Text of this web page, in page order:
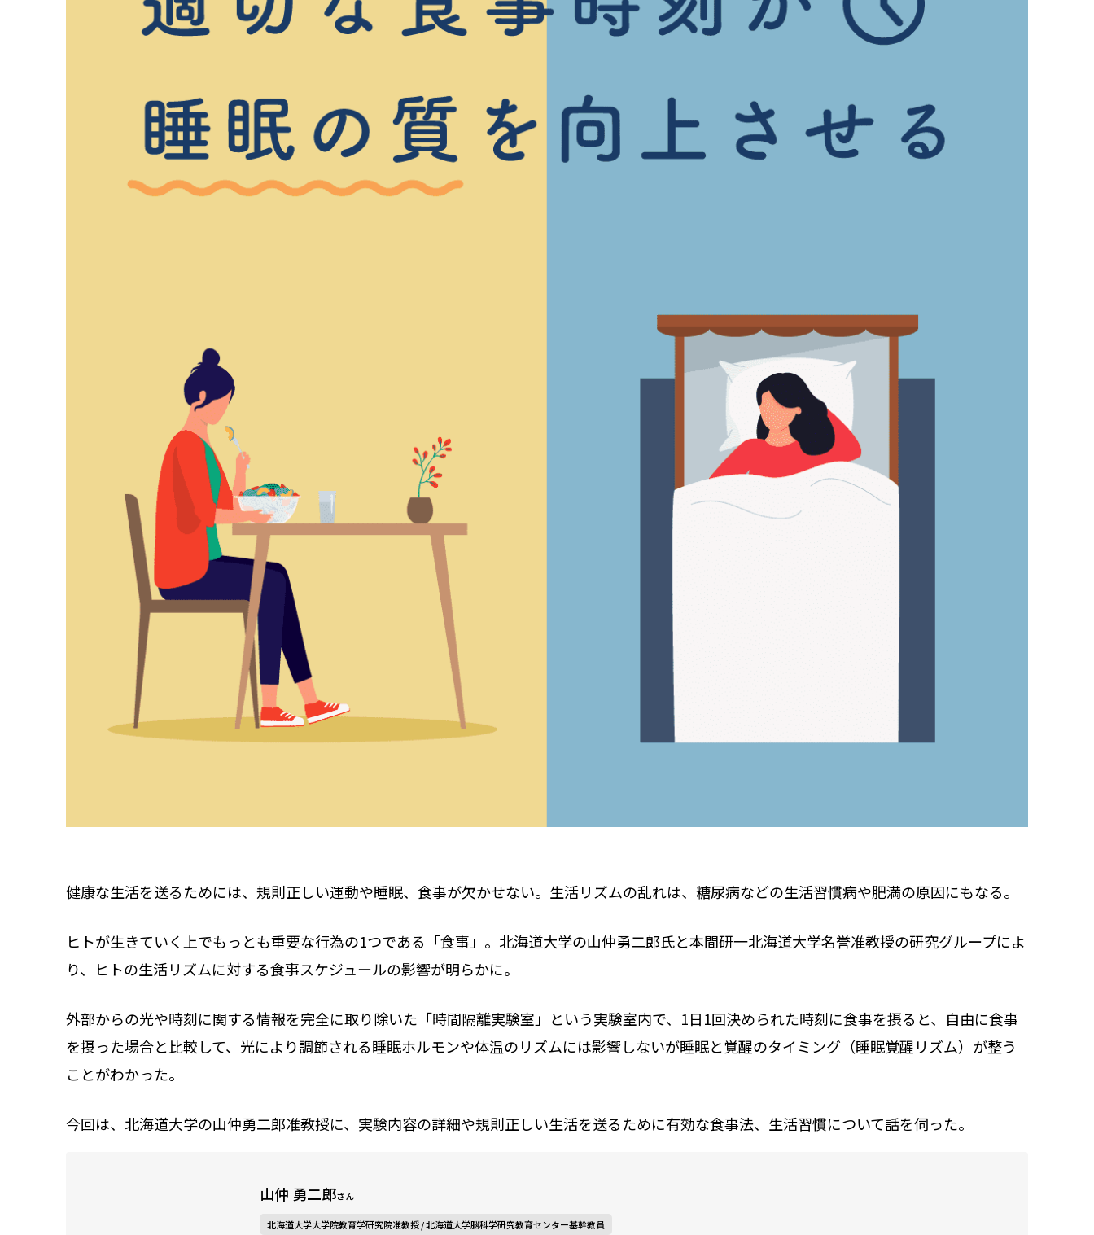
健康な生活を送るためには、規則正しい運動や睡眠、食事が欠かせない。生活リズムの乱れは、糖尿病などの生活習慣病や肥満の原因にもなる。
ヒトが生きていく上でもっとも重要な行為の1つである「食事」。北海道大学の山仲勇二郎氏と本間研一北海道大学名誉准教授の研究グループによ
り、ヒトの生活リズムに対する食事スケジュールの影響が明らかに。
外部からの光や時刻に関する情報を完全に取り除いた「時間隔離実験室」という実験室内で、1日1回決められた時刻に食事を摂ると、自由に食事
を摂った場合と比較して、光により調節される睡眠ホルモンや体温のリズムには影響しないが睡眠と覚醒のタイミング（睡眠覚醒リズム）が整う
ことがわかった。
今回は、北海道大学の山仲勇二郎准教授に、実験内容の詳細や規則正しい生活を送るために有効な食事法、生活習慣について話を伺った。
山仲 勇二郎さん
北海道大学大学院教育学研究院准教授 / 北海道大学脳科学研究教育センター基幹教員